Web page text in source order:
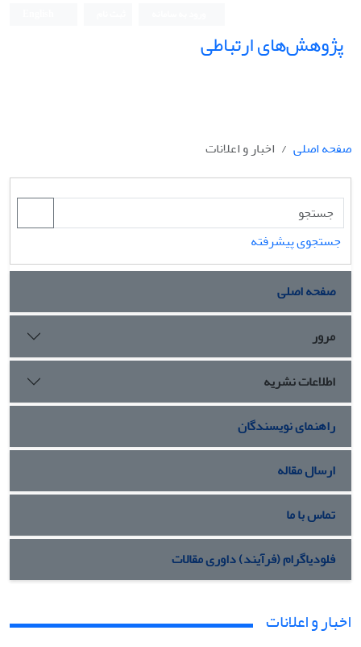
پژوهش‌های ارتباطی
صفحه اصلی اخبار و اعلانات
جستجوی پیشرفته
صفحه اصلی
مرور
اطلاعات نشریه
راهنمای نویسندگان
ارسال مقاله
تماس با ما
فلودیاگرام (فرآیند) داوری مقالات
اخبار و اعلانات